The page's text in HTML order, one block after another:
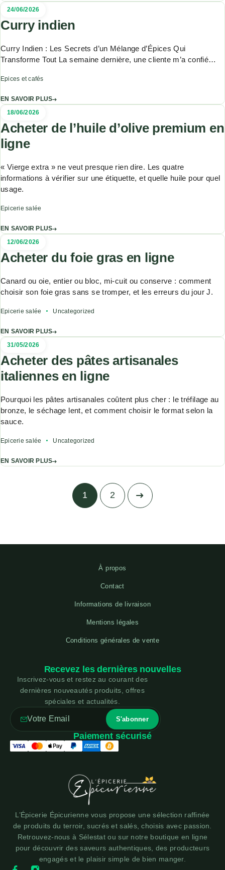
24/06/2026
Curry indien
Curry Indien : Les Secrets d’un Mélange d’Épices Qui
Transforme Tout La semaine dernière, une cliente m’a confié…
Epices et cafés
EN SAVOIR PLUS
18/06/2026
Acheter de l’huile d’olive premium en
ligne
« Vierge extra » ne veut presque rien dire. Les quatre
informations à vérifier sur une étiquette, et quelle huile pour quel
usage.
Epicerie salée
EN SAVOIR PLUS
12/06/2026
Acheter du foie gras en ligne
Canard ou oie, entier ou bloc, mi-cuit ou conserve : comment
choisir son foie gras sans se tromper, et les erreurs du jour J.
Epicerie salée Uncategorized
EN SAVOIR PLUS
31/05/2026
Acheter des pâtes artisanales
italiennes en ligne
Pourquoi les pâtes artisanales coûtent plus cher : le tréfilage au
bronze, le séchage lent, et comment choisir le format selon la
sauce.
Epicerie salée Uncategorized
EN SAVOIR PLUS
1 2
À propos
Contact
Informations de livraison
Mentions légales
Conditions générales de vente
L’Épicerie Épicurienne vous propose une sélection raffinée
de produits du terroir, sucrés et salés, choisis avec passion.
Retrouvez-nous à Sélestat ou sur notre boutique en ligne
pour découvrir des saveurs authentiques, des producteurs
engagés et le plaisir simple de bien manger.
Recevez les dernières nouvelles
Inscrivez-vous et restez au courant des
dernières nouveautés produits, offres
spéciales et actualités.
Paiement sécurisé